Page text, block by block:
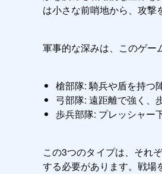
は小さな前哨地から、攻撃
軍事的な深みは、このゲー
槍部隊: 騎兵や盾を持つ
弓部隊: 遠距離で強く、
歩兵部隊: プレッシャー
この3つのタイプは、それ
する必要があります。戦場